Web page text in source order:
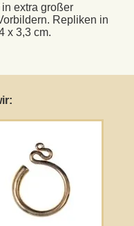
extra großer
Repliken in
x 3,3 cm.